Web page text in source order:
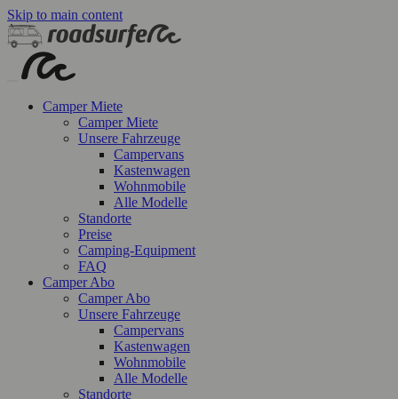
Skip to main content
Camper Miete
Camper Miete
Unsere Fahrzeuge
Campervans
Kastenwagen
Wohnmobile
Alle Modelle
Standorte
Preise
Camping-Equipment
FAQ
Camper Abo
Camper Abo
Unsere Fahrzeuge
Campervans
Kastenwagen
Wohnmobile
Alle Modelle
Standorte